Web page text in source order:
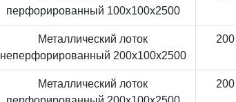
перфорированный 100x100x2500
Металлический лоток
неперфорированный 200x100x2500
200
Металлический лоток
200